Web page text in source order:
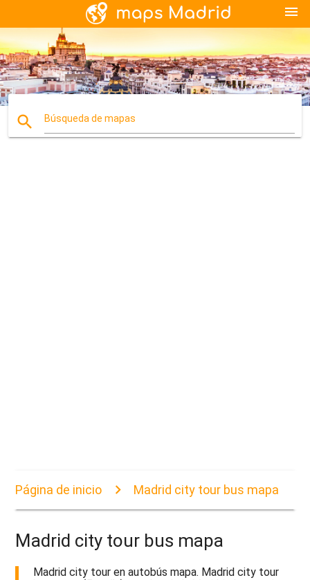
menu
search Búsqueda de mapas
Página de inicio Madrid city tour bus mapa
Madrid city tour bus mapa
Madrid city tour en autobús mapa. Madrid city tour